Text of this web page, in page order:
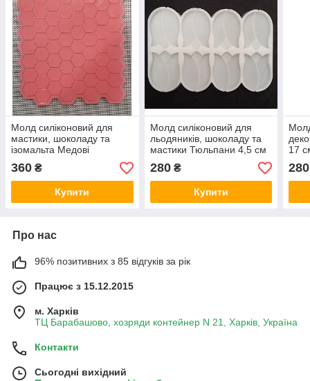
Молд силіконовий для
мастики, шоколаду та
ізомальта Медові
360 ₴
Купити
Молд силіконовий для
льодяників, шоколаду та
мастики Тюльпани 4,5 см
280₴
Купити
17
280
Про нас
96% позитивних з 85 відгуків за рік
Працює з 15.12.2015
м. Харків
ТЦ Барабашово, хозряди контейнер N 21, Харків, Україна
Контакти
Сьогодні вихідний